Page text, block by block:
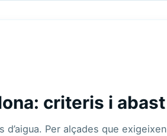
criteris i abast
Per alçades que exigeixen